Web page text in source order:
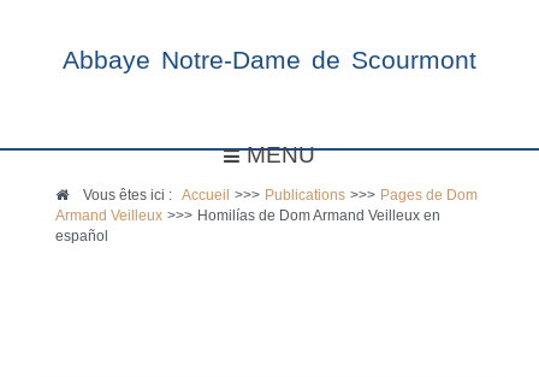
Abbaye Notre-Dame de Scourmont
MENU
Vous êtes ici :Accueil >>> Publications >>> Pages de Dom
Armand Veilleux >>> Homilías de Dom Armand Veilleux en
español